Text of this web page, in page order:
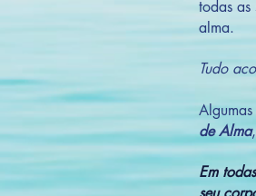
todas as
alma.
Tudo
de Alma
Em